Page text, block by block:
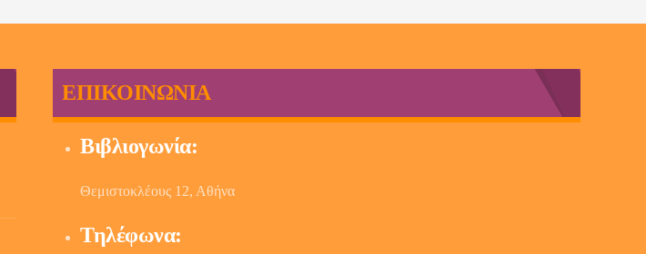
ΕΠΙΚΟΙΝΩΝΙΑ
Βιβλιογωνία:
Θεμιστοκλέους 12, Αθήνα
Τηλέφωνα: